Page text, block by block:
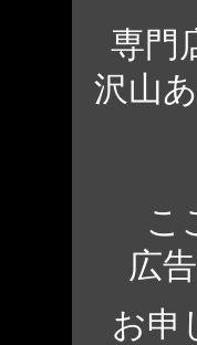
専門
沢山
こ
広
お申